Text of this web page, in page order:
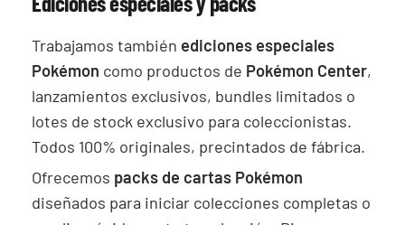
Trabajamos también ediciones especiales
Pokémon como productos de Pokémon Center,
lanzamientos exclusivos, bundles limitados o
lotes de stock exclusivo para coleccionistas.
Todos 100% originales, precintados de fábrica.
Ofrecemos packs de cartas Pokémon
diseñados para iniciar colecciones completas o